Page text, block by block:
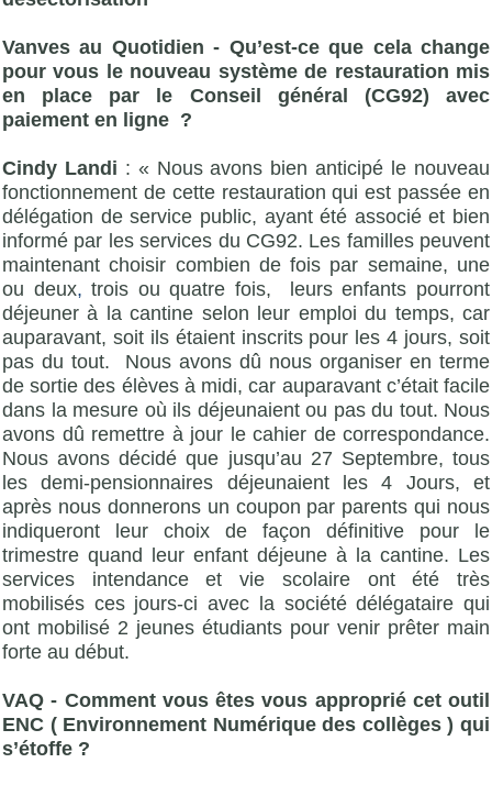
Vanves au Quotidien - Qu’est-ce que cela change
pour vous le nouveau système de restauration mis
en place par le Conseil général (CG92) avec
paiement en ligne ?
Cindy Landi : « Nous avons bien anticipé le nouveau
fonctionnement de cette restauration qui est passée en
délégation de service public, ayant été associé et bien
informé par les services du CG92. Les familles peuvent
maintenant choisir combien de fois par semaine, une
ou deux,trois ou quatre fois, leurs enfants pourront
déjeuner à la cantine selon leur emploi du temps, car
auparavant, soit ils étaient inscrits pour les 4 jours, soit
pas du tout. Nous avons dû nous organiser en terme
de sortie des élèves à midi, car auparavant c’était facile
dans la mesure où ils déjeunaient ou pas du tout. Nous
avons dû remettre à jour le cahier de correspondance.
Nous avons décidé que jusqu’au 27 Septembre, tous
les demi-pensionnaires déjeunaient les 4 Jours, et
après nous donnerons un coupon par parents qui nous
indiqueront leur choix de façon définitive pour le
trimestre quand leur enfant déjeune à la cantine. Les
services intendance et vie scolaire ont été très
mobilisés ces jours-ci avec la société délégataire qui
ont mobilisé 2 jeunes étudiants pour venir prêter main
forte au début.
VAQ - Comment vous êtes vous approprié cet outil
ENC ( Environnement Numérique des collèges ) qui
s’étoffe ?